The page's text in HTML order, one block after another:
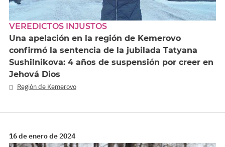
VEREDICTOS INJUSTOS
Una apelación en la región de Kemerovo
confirmó la sentencia de la jubilada Tatyana
Sushilnikova: 4 años de suspensión por creer en
Jehová Dios
Región de Kemerovo
16 de enero de 2024